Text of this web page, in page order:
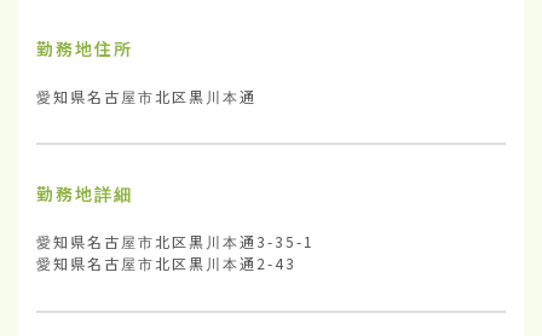
勤務地住所
愛知県名古屋市北区黒川本通
勤務地詳細
愛知県名古屋市北区黒川本通3-35-1
愛知県名古屋市北区黒川本通2-43